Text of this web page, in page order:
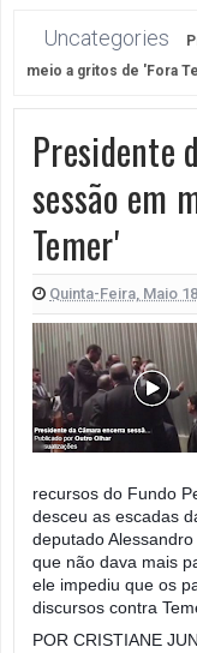
Uncategories
meio a gritos de 'Fora
Presidente
sessão em
Temer'
Quinta-Feira, Maio
recursos do Fundo
desceu as escadas
deputado
que não dava mais
ele impediu que os
discursos contra
POR CRISTIANE